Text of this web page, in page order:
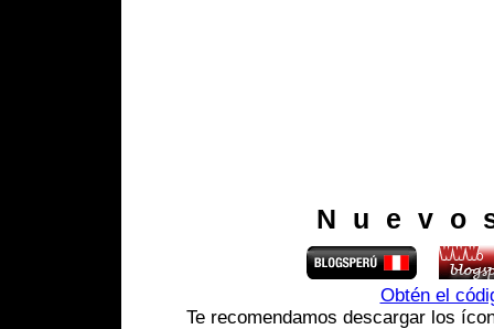
Obtén el
Te recomendamos descargar los